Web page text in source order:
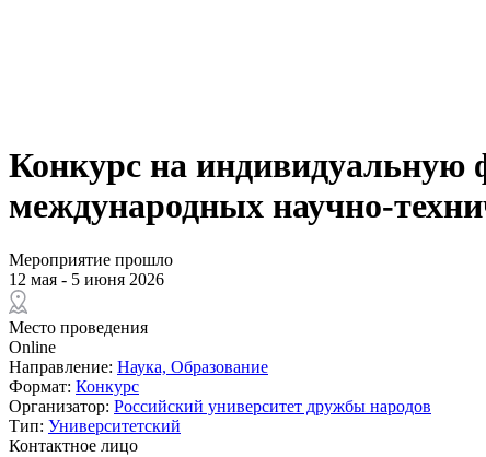
Конкурс на индивидуальную
международных научно-
Мероприятие прошло
12 мая - 5 июня 2026
Место проведения
Online
Направление: Наука, Образование
Формат: Конкурс
Организатор: Российский университет дружбы народов
Тип: Университетский
Контактное лицо